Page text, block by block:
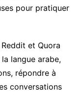
pour pratiquer
et Quora
langue arabe,
répondre à
conversations